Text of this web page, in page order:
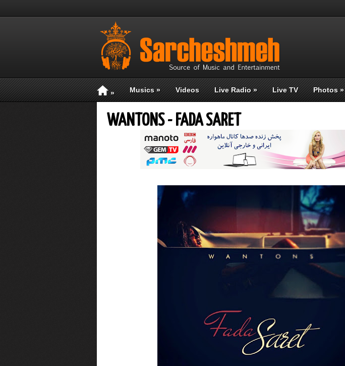
» Musics» Videos Live Radio» Live TV Photos»
WANTONS - FADA SARET